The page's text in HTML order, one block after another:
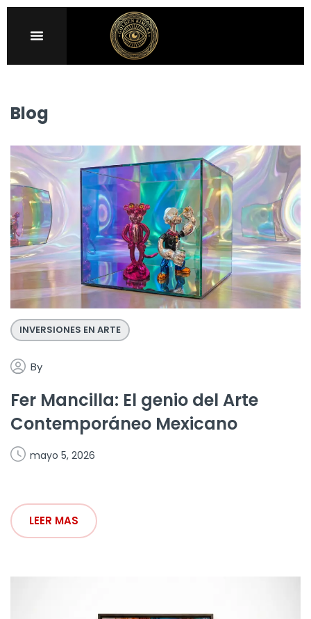
Blog
INVERSIONES EN ARTE
By
Fer Mancilla: El genio del Arte
Contemporáneo Mexicano
mayo 5, 2026
LEER MAS
Sign in
Remember me Lost password?
LOG IN
CREATE AN ACCOUNT